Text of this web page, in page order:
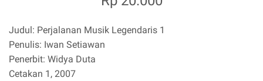
Judul: Perjalanan Musik Legendaris 1
Penulis: Iwan Setiawan
Penerbit: Widya Duta
Cetakan 1, 2007